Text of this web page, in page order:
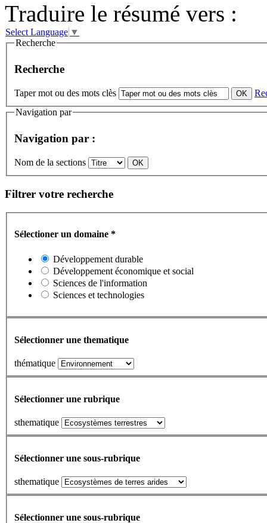
Traduire le résumé vers :
Select Language ▼
Recherche
Recherche
Taper mot ou des mots clès
Navigation par
Navigation par :
Nom de la sections
Filtrer votre recherche
Sélectioner un domaine *
Développement durable
Développement économique et social
Sciences de l'information
Sciences et technologies
Sélectionner une thematique
thématique
Sélectionner une rubrique
sthematique
Sélectionner une sous-rubrique
sthematique
Sélectionner une sous-rubrique